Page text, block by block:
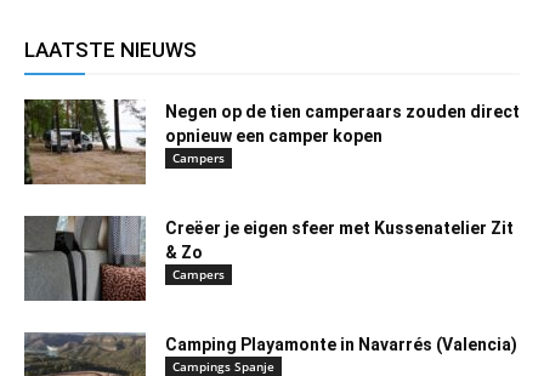
LAATSTE NIEUWS
Negen op de tien camperaars zouden direct
opnieuw een camper kopen
Campers
Creëer je eigen sfeer met Kussenatelier Zit
& Zo
Campers
Camping Playamonte in Navarrés (Valencia)
Campings Spanje